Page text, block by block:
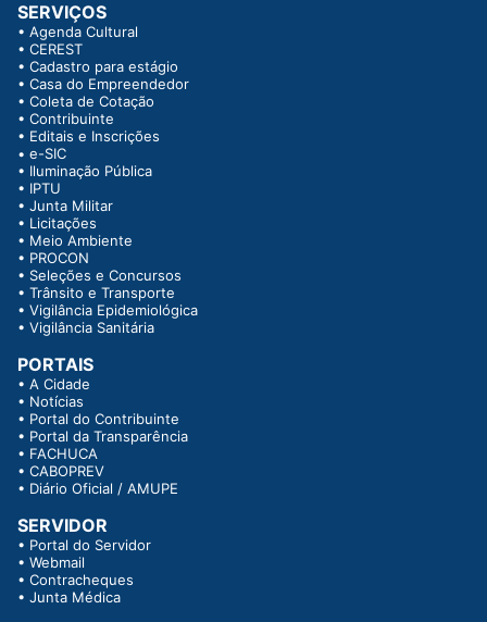
SERVIÇOS
• Agenda Cultural
• CEREST
• Cadastro para estágio
• Casa do Empreendedor
• Coleta de Cotação
• Contribuinte
• Editais e Inscrições
• e-SIC
• Iluminação Pública
• IPTU
• Junta Militar
• Licitações
• Meio Ambiente
• PROCON
• Seleções e Concursos
• Trânsito e Transporte
• Vigilância Epidemiológica
• Vigilância Sanitária
PORTAIS
• A Cidade
• Notícias
• Portal do Contribuinte
• Portal da Transparência
• FACHUCA
• CABOPREV
• Diário Oficial / AMUPE
SERVIDOR
• Portal do Servidor
• Webmail
• Contracheques
• Junta Médica